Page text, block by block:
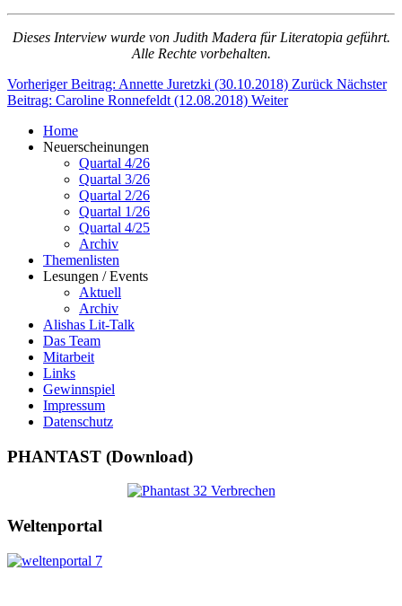
Dieses Interview wurde von Judith Madera für Literatopia geführt.
Alle Rechte vorbehalten.
Vorheriger Beitrag: Annette Juretzki (30.10.2018) Zurück Nächster
Beitrag: Caroline Ronnefeldt (12.08.2018) Weiter
Home
Neuerscheinungen
Quartal 4/26
Quartal 3/26
Quartal 2/26
Quartal 1/26
Quartal 4/25
Archiv
Themenlisten
Lesungen / Events
Aktuell
Archiv
Alishas Lit-Talk
Das Team
Mitarbeit
Links
Gewinnspiel
Impressum
Datenschutz
PHANTAST (Download)
Weltenportal